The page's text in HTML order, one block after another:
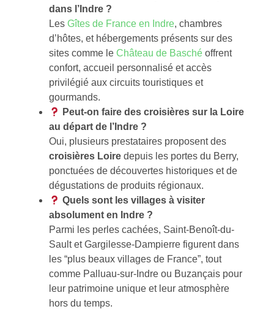
dans l’Indre ?
Les Gîtes de France en Indre, chambres
d’hôtes, et hébergements présents sur des
sites comme le Château de Basché offrent
confort, accueil personnalisé et accès
privilégié aux circuits touristiques et
gourmands.
Peut-on faire des croisières sur la Loire
au départ de l’Indre ?
Oui, plusieurs prestataires proposent des
croisières Loire depuis les portes du Berry,
ponctuées de découvertes historiques et de
dégustations de produits régionaux.
Quels sont les villages à visiter
absolument en Indre ?
Parmi les perles cachées, Saint-Benoît-du-
Sault et Gargilesse-Dampierre figurent dans
les “plus beaux villages de France”, tout
comme Palluau-sur-Indre ou Buzançais pour
leur patrimoine unique et leur atmosphère
hors du temps.